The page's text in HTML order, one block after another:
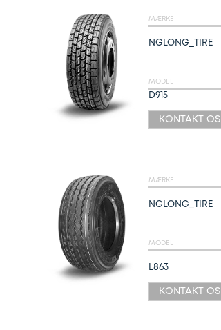
MÆRKE
NGLONG_TIRE
MODEL
D915
KONTAKT OS
MÆRKE
NGLONG_TIRE
MODEL
L863
KONTAKT OS